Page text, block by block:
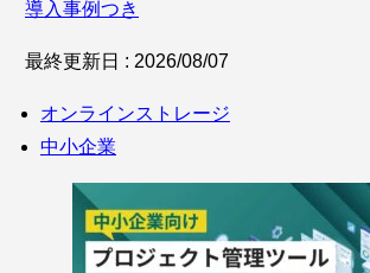
導入事例つき
最終更新日 : 2026/08/07
オンラインストレージ
中小企業